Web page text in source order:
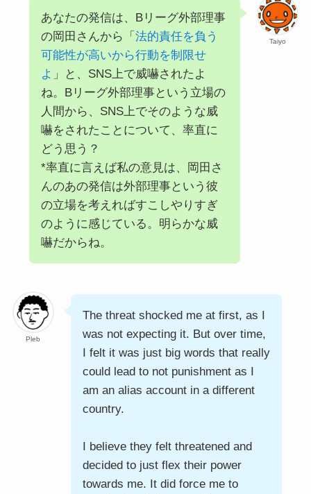
Taiyo
あなたの発信は、Bリーグ外部理事
の岡田さんから「 法的責任を負う
可能性が高いから行動を制限せ
よ 」と、SNS上で威嚇されたよ
ね。Bリーグ外部理事という立場の
人間から、SNS上でそのような威
嚇をされたことについて、率直に
どう思う？
*率直に言えば私の意見は、岡田さ
んのあの発信は外部理事という彼
の立場を考えればすこしやりすぎ
のように感じている。明らかな威
嚇だからね。
Pleb
The threat shocked me at first, as I
was not expecting it. But over time,
I felt it was just big words that really
could lead to not punishment as I
am an alias account in a different
country.
I believe they felt threatened and
decided to just flex their power
towards me. It did force me to